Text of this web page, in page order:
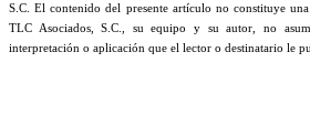
S.C. El contenido del presente artículo no constituye
TLC Asociados, S.C., su equipo y su autor, no
interpretación o aplicación que el lector o destinatario le